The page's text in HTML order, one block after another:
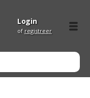
Login
of registreer